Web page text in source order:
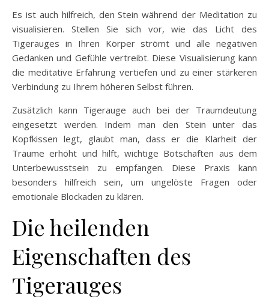
Es ist auch hilfreich, den Stein während der Meditation zu
visualisieren. Stellen Sie sich vor, wie das Licht des
Tigerauges in Ihren Körper strömt und alle negativen
Gedanken und Gefühle vertreibt. Diese Visualisierung kann
die meditative Erfahrung vertiefen und zu einer stärkeren
Verbindung zu Ihrem höheren Selbst führen.
Zusätzlich kann Tigerauge auch bei der Traumdeutung
eingesetzt werden. Indem man den Stein unter das
Kopfkissen legt, glaubt man, dass er die Klarheit der
Träume erhöht und hilft, wichtige Botschaften aus dem
Unterbewusstsein zu empfangen. Diese Praxis kann
besonders hilfreich sein, um ungelöste Fragen oder
emotionale Blockaden zu klären.
Die heilenden
Eigenschaften des
Tigerauges